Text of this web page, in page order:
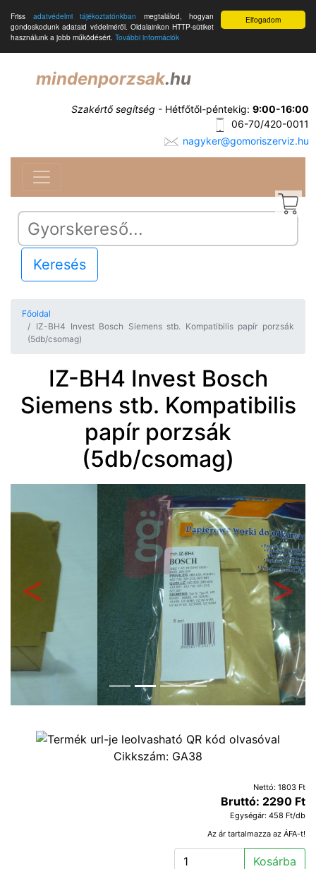
Elfogadom
Friss adatvédelmi tájékoztatónkban megtalálod, hogyan
gondoskodunk adataid védelméről. Oldalainkon HTTP-sütiket
használunk a jobb működésért. További információk
mindenporzsak.hu
Szakértő segítség - Hétfőtől-péntekig: 9:00-16:00
06-70/420-0011
nagyker@gomoriszerviz.hu
Keresés
Főoldal
IZ-BH4 Invest Bosch Siemens stb. Kompatibilis papír porzsák
(5db/csomag)
IZ-BH4 Invest Bosch
Siemens stb. Kompatibilis
papír porzsák
(5db/csomag)
Előző
Cikkszám: GA38
Nettó: 1803 Ft
Bruttó: 2290 Ft
Egységár: 458 Ft/db
Az ár tartalmazza az ÁFA-t!
Kosárba